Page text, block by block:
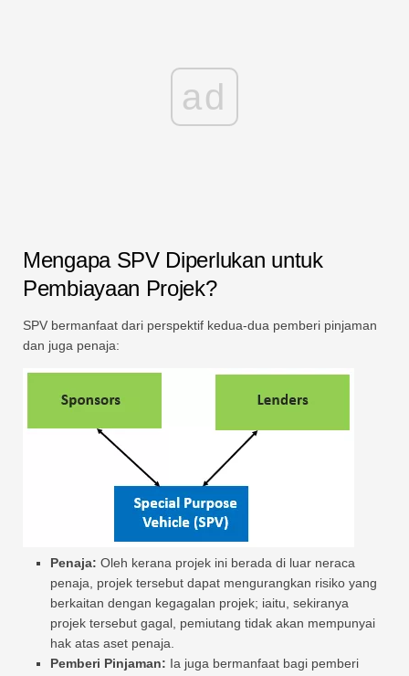
ad
Mengapa SPV Diperlukan untuk
Pembiayaan Projek?
SPV bermanfaat dari perspektif kedua-dua pemberi pinjaman
dan juga penaja:
Penaja: Oleh kerana projek ini berada di luar neraca
penaja, projek tersebut dapat mengurangkan risiko yang
berkaitan dengan kegagalan projek; iaitu, sekiranya
projek tersebut gagal, pemiutang tidak akan mempunyai
hak atas aset penaja.
Pemberi Pinjaman: Ia juga bermanfaat bagi pemberi